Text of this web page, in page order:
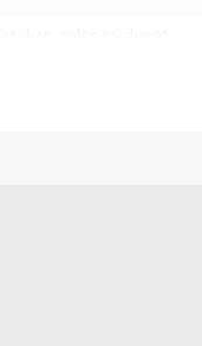
saat diletakkan. Anda
Cocok untuk keperluan
membantu mengalirkan
tanpa meninggalkan
menjaga kebersihan